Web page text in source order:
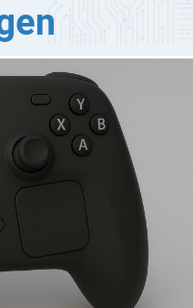
Streaming-Dienste
laufen jetzt über
Dieser Shift bringt
Problem mit sich.
weg, als du denkst.
macht die digitalen
für Spaß.